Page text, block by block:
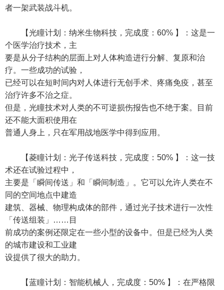
者一架武装战斗机。
【光瞳计划：纳米生物科技，完成度：60% 】：这是一
个医学治疗技术，主
要是从分子结构的层面上对人体构造进行分解、复原和治
疗。一些成功的试验，
已经可以在短时间内对人体进行无创手术、疼痛免疫，甚至
治疗许多不治之症。
但是，光瞳技术对人类的不可逆损伤报告也不绝于案。目前
还不能大面积使用在
普通人身上，只在军用战地医学中得到应用。
【菱瞳计划：光子传送科技，完成度：50% 】：这一技
术还在试验过程中，
主要是「瞬间传送」和「瞬间制造」。它可以允许人类在不
同的空间地点中建造
建筑、器械、物理构成体的部件，通过光子技术进行一次性
「传送组装」……目
前成功的案例还限定在一些小型的设备中。但是已经为人类
的城市建设和工业建
设提供了很大的助力。
【蓝瞳计划：智能机械人，完成度：50% 】：在严格限